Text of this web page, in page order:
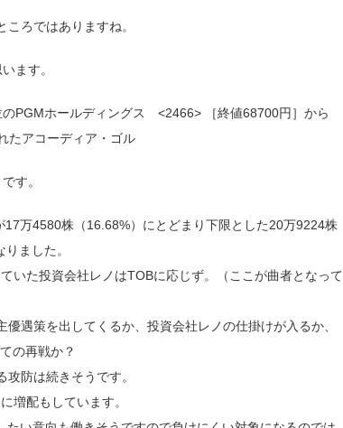
ろではありますね。
ます。
のPGMホールディングス <2466> ［終値68700円］から
たアコーディア・ゴル
す。
17万4580株（16.68%）にとどまり下限とした20万9224株
ました。
いた投資会社レノはTOBに応じず。（ここが曲者となって
遇策を出してくるか、投資会社レノの仕掛けが入るか、
の再戦か？
防は続きそうです。
増配もしています。